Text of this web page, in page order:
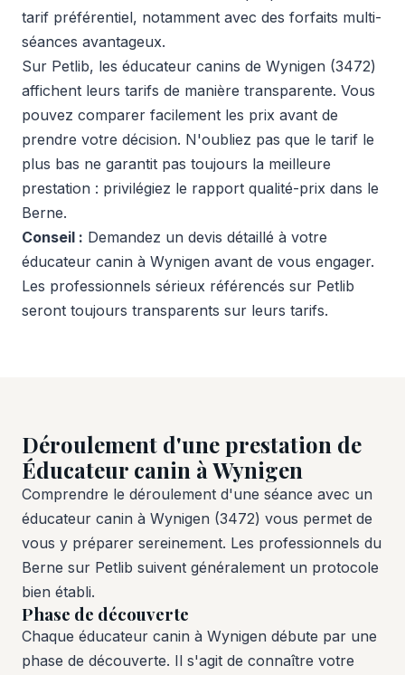
tarif préférentiel, notamment avec des forfaits multi-
séances avantageux.
Sur Petlib, les éducateur canins de Wynigen (3472)
affichent leurs tarifs de manière transparente. Vous
pouvez comparer facilement les prix avant de
prendre votre décision. N'oubliez pas que le tarif le
plus bas ne garantit pas toujours la meilleure
prestation : privilégiez le rapport qualité-prix dans le
Berne.
Conseil : Demandez un devis détaillé à votre
éducateur canin à Wynigen avant de vous engager.
Les professionnels sérieux référencés sur Petlib
seront toujours transparents sur leurs tarifs.
Déroulement d'une prestation de
Éducateur canin à Wynigen
Comprendre le déroulement d'une séance avec un
éducateur canin à Wynigen (3472) vous permet de
vous y préparer sereinement. Les professionnels du
Berne sur Petlib suivent généralement un protocole
bien établi.
Phase de découverte
Chaque éducateur canin à Wynigen débute par une
phase de découverte. Il s'agit de connaître votre